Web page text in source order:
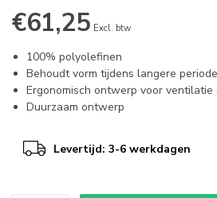
€61,25 Excl. btw
100% polyolefinen
Behoudt vorm tijdens langere
Ergonomisch ontwerp voor
Duurzaam ontwerp
Levertijd: 3-6 werkdagen